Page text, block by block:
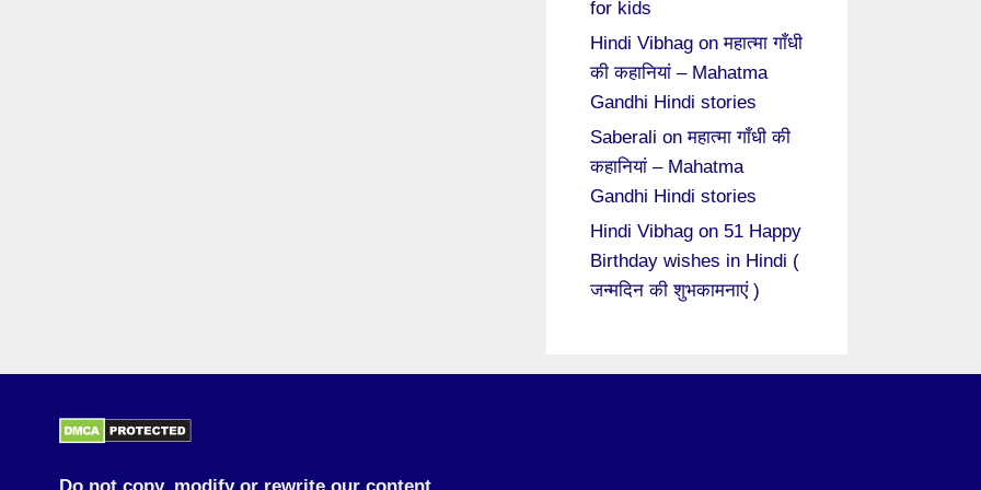
for kids
Hindi Vibhag onमहात्मा गाँधी
की कहानियां – Mahatma
Gandhi Hindi stories
Saberali onमहात्मा गाँधी की
कहानियां – Mahatma
Gandhi Hindi stories
Hindi Vibhag on 51 Happy
Birthday wishes in Hindi (
जन्मदिन की शुभकामनाएं )